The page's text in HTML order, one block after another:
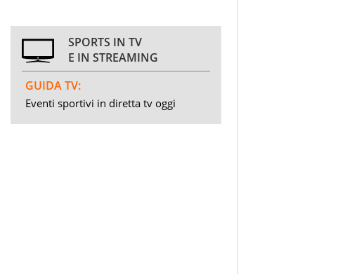
SPORTS IN TV
E IN STREAMING
GUIDA TV:
Eventi sportivi in diretta tv oggi